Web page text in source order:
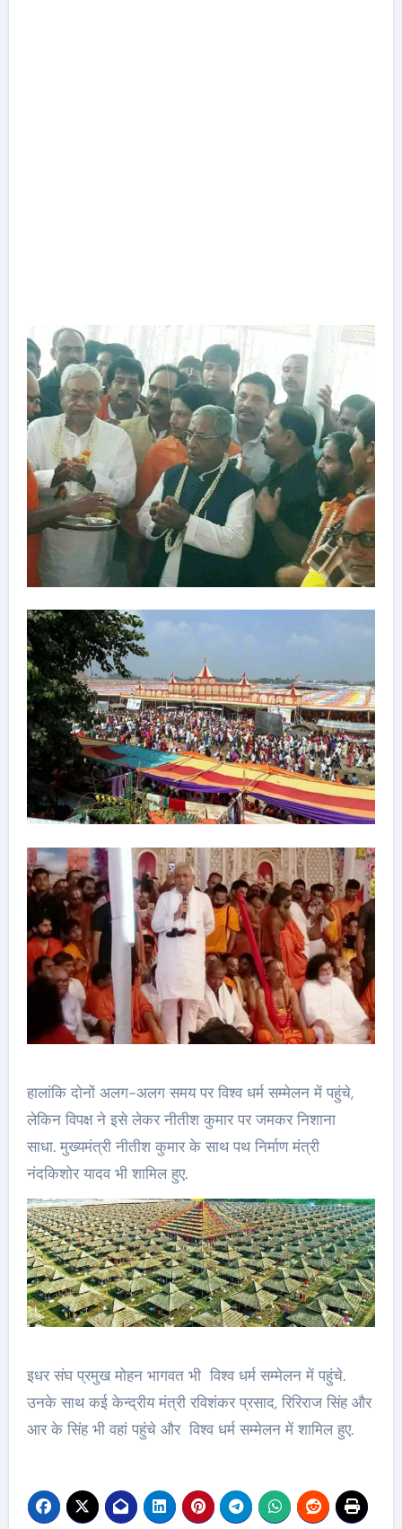
हालांकि दोनों अलग-अलग समय पर विश्व धर्म सम्मेलन में पहुंचे,
लेकिन विपक्ष ने इसे लेकर नीतीश कुमार पर जमकर निशाना
साधा. मुख्यमंत्री नीतीश कुमार के साथ पथ निर्माण मंत्री
नंदकिशोर यादव भी शामिल हुए.
इधर संघ प्रमुख मोहन भागवत भी विश्व धर्म सम्मेलन में पहुंचे.
उनके साथ कई केन्द्रीय मंत्री रविशंकर प्रसाद, रिरिराज सिंह और
आर के सिंह भी वहां पहुंचे और विश्व धर्म सम्मेलन में शामिल हुए.